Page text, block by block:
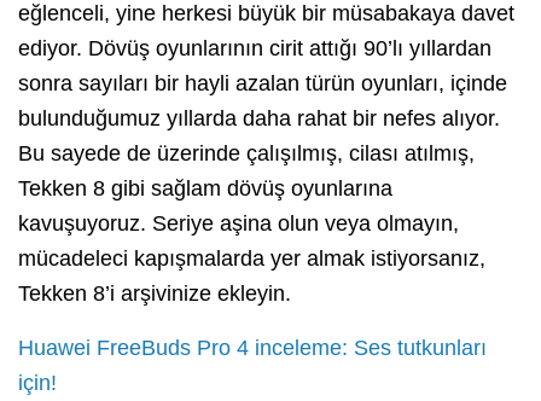
eğlenceli, yine herkesi büyük bir müsabakaya davet
ediyor. Dövüş oyunlarının cirit attığı 90’lı yıllardan
sonra sayıları bir hayli azalan türün oyunları, içinde
bulunduğumuz yıllarda daha rahat bir nefes alıyor.
Bu sayede de üzerinde çalışılmış, cilası atılmış,
Tekken 8 gibi sağlam dövüş oyunlarına
kavuşuyoruz. Seriye aşina olun veya olmayın,
mücadeleci kapışmalarda yer almak istiyorsanız,
Tekken 8’i arşivinize ekleyin.
Huawei FreeBuds Pro 4 inceleme: Ses tutkunları
için!